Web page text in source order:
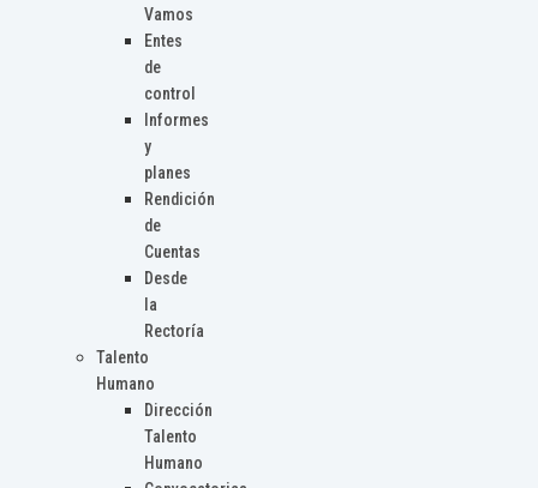
Vamos
Entes
de
control
Informes
y
planes
Rendición
de
Cuentas
Desde
la
Rectoría
Talento
Humano
Dirección
Talento
Humano